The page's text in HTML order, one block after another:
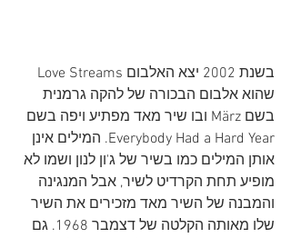
שהוא אלבום הבכורה של להקה גרמנית
בשם März ובו שיר מאד מפתיע ויפה בשם
Everybody Had a Hard Year. המילים אינן
אותן המילים כמו בשיר של ג'ון לנון ושמו לא
מופיע תחת הקרדיט לשיר, אבל המנגינה
והמבנה של השיר מאד מזכירים את השיר
שלו מאותה הקלטה של דצמבר 1968. גם